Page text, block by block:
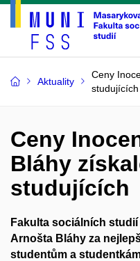
Aktuality
Ceny
studujících
Ceny
Bláhy
studujících
Fakulta sociálních
Arnošta Bláhy za
studentům a